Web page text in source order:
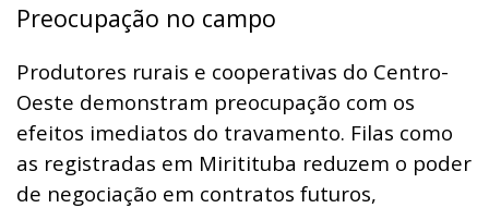
Preocupação no campo
Produtores rurais e cooperativas do Centro-
Oeste demonstram preocupação com os
efeitos imediatos do travamento. Filas como
as registradas em Miritituba reduzem o poder
de negociação em contratos futuros,